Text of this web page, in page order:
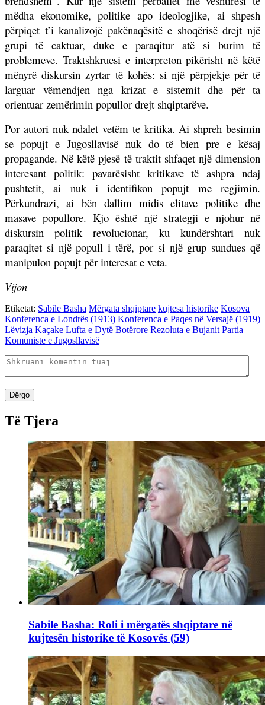
mëdha ekonomike, politike apo ideologjike, ai shpesh
përpiqet t’i kanalizojë pakënaqësitë e shoqërisë drejt një
grupi të caktuar, duke e paraqitur atë si burim të
problemeve. Traktshkruesi e interpreton pikërisht në këtë
mënyrë diskursin zyrtar të kohës: si një përpjekje për të
larguar vëmendjen nga krizat e sistemit dhe për ta
orientuar zemërimin popullor drejt shqiptarëve.
Por autori nuk ndalet vetëm te kritika. Ai shpreh besimin
se popujt e Jugosllavisë nuk do të bien pre e kësaj
propagande. Në këtë pjesë të traktit shfaqet një dimension
interesant politik: pavarësisht kritikave të ashpra ndaj
pushtetit, ai nuk i identifikon popujt me regjimin.
Përkundrazi, ai bën dallim midis elitave politike dhe
masave popullore. Kjo është një strategji e njohur në
diskursin politik revolucionar, ku kundërshtari nuk
paraqitet si një popull i tërë, por si një grup sundues që
manipulon popujt për interesat e veta.
Vijon
Etiketat: Sabile Basha Mërgata shqiptare kujtesa historike Kosova
Konferenca e Londrës (1913) Konferenca e Paqes në Versajë (1919)
Lëvizja Kaçake Lufta e Dytë Botërore Rezoluta e Bujanit Partia
Komuniste e Jugosllavisë
Dërgo
Të Tjera
Sabile Basha: Roli i mërgatës shqiptare në
kujtesën historike të Kosovës (59)